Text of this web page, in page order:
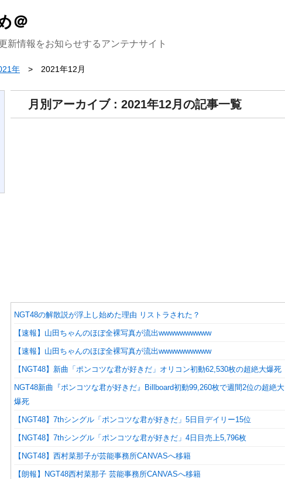
＠
新情報をお知らせするアンテナサイト
年 2021年12月
月別アーカイブ : 2021年12月の記事一覧
NGT48の解散説が浮上し始めた理由 リストラされた？
【速報】山田ちゃんのほぼ全裸写真が流出wwwwwwwwww
【速報】山田ちゃんのほぼ全裸写真が流出wwwwwwwwww
【NGT48】新曲「ポンコツな君が好きだ」オリコン初動62,530枚の超絶大爆死
NGT48新曲『ポンコツな君が好きだ』Billboard初動99,260枚で週間2位の超絶大
爆死
【NGT48】7thシングル「ポンコツな君が好きだ」5日目デイリー15位
【NGT48】7thシングル「ポンコツな君が好きだ」4日目売上5,796枚
【NGT48】西村菜那子が芸能事務所CANVASへ移籍
【朗報】NGT48西村菜那子 芸能事務所CANVASへ移籍